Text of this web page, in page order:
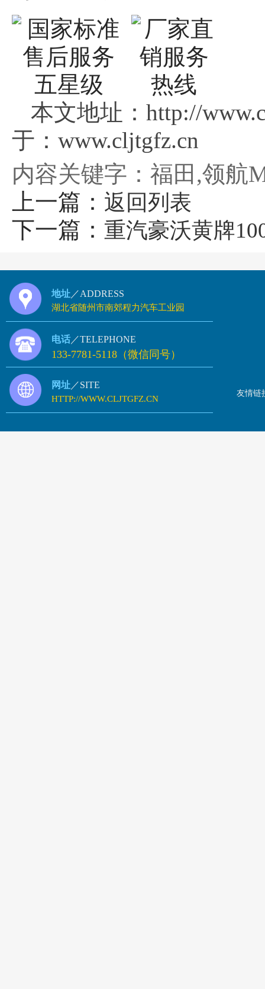
本文地址：http://
于：www.cljtgfz.cn
内容关键字：福田,领航
上一篇： 返回列表
下一篇： 重汽豪沃黄牌
地址 ／ADDRESS
湖北省随州市南郊程力汽车工业园
电话 ／TELEPHONE
133-7781-5118（微信同号）
网址 ／SITE
HTTP://WWW.CLJTGFZ.CN
友情链